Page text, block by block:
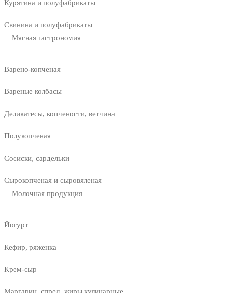
Курятина и полуфабрикаты
Свинина и полуфабрикаты
Мясная гастрономия
Варено-копченая
Вареные колбасы
Деликатесы, копчености, ветчина
Полукопченая
Сосиски, сардельки
Сырокопченая и сыровяленая
Молочная продукция
Йогурт
Кефир, ряженка
Крем-сыр
Маргарин, спред, жиры кулинарные